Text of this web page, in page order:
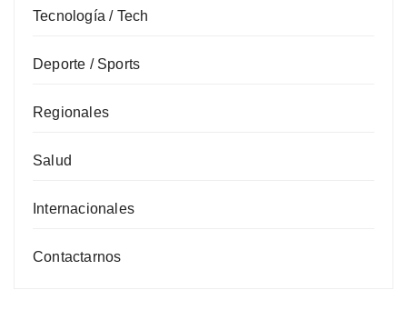
Tecnología / Tech
Deporte / Sports
Regionales
Salud
Internacionales
Contactarnos